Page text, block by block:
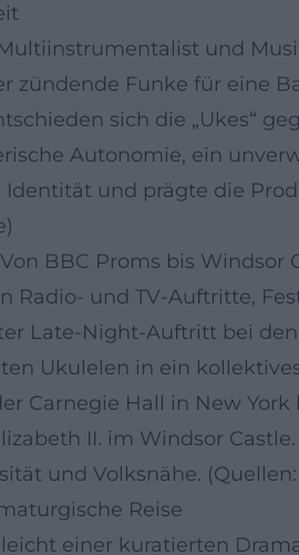
und
zündende Funke für eine
sich die „Ukes“
Autonomie, ein
und prägte die
BBC Proms bis Windsor
Radio- und TV-Auftritte,
Late-Night-Auftritt bei
Ukulelen in ein
Carnegie Hall in New
II. im Windsor
und Volksnähe.
Reise
einer kuratierten